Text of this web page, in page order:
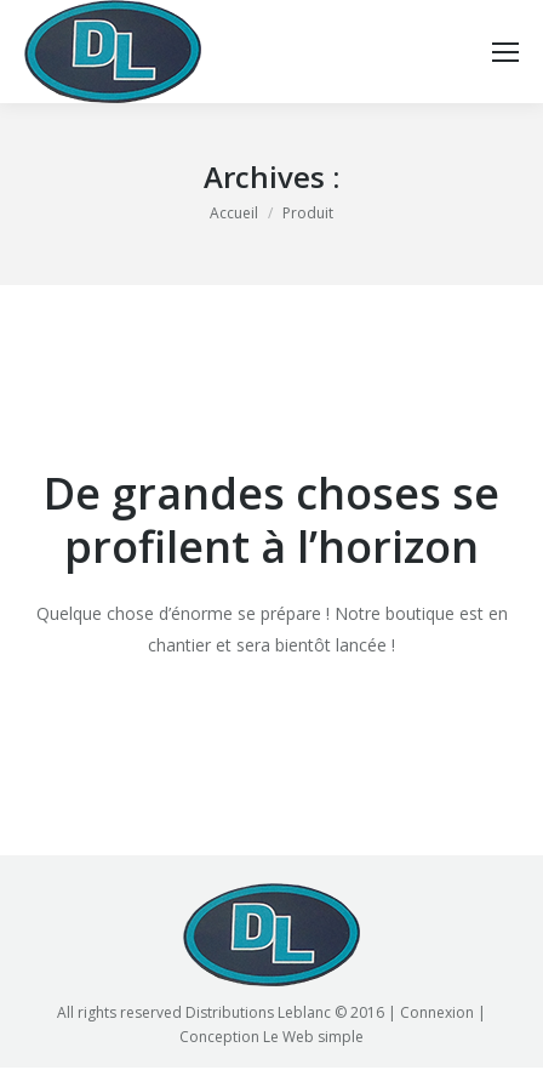
Archives :
Accueil Produit
De grandes choses se
profilent à l’horizon
Quelque chose d’énorme se prépare ! Notre boutique est en
chantier et sera bientôt lancée !
All rights reserved Distributions Leblanc © 2016 | Connexion |
Conception Le Web simple